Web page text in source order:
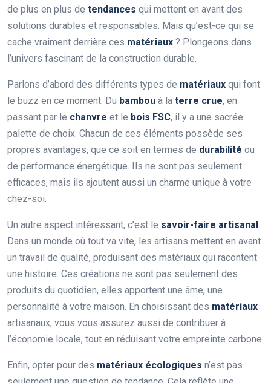
de plus en plus de tendances qui mettent en avant des
solutions durables et responsables. Mais qu’est-ce qui se
cache vraiment derrière ces matériaux ? Plongeons dans
l’univers fascinant de la construction durable.
Parlons d’abord des différents types de matériaux qui font
le buzz en ce moment. Du bambou à la terre crue, en
passant par le chanvre et le bois FSC, il y a une sacrée
palette de choix. Chacun de ces éléments possède ses
propres avantages, que ce soit en termes de durabilité ou
de performance énergétique. Ils ne sont pas seulement
efficaces, mais ils ajoutent aussi un charme unique à votre
chez-soi.
Un autre aspect intéressant, c’est le savoir-faire artisanal .
Dans un monde où tout va vite, les artisans mettent en avant
un travail de qualité, produisant des matériaux qui racontent
une histoire. Ces créations ne sont pas seulement des
produits du quotidien, elles apportent une âme, une
personnalité à votre maison. En choisissant des matériaux
artisanaux, vous vous assurez aussi de contribuer à
l’économie locale, tout en réduisant votre empreinte carbone.
Enfin, opter pour des matériaux écologiques n’est pas